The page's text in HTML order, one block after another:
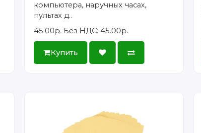
компьютера, наручных часах,
пультах д..
45.00р. Без НДС: 45.00р.
Купить